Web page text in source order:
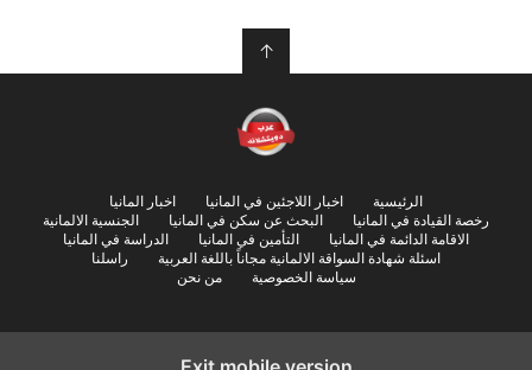
↑
الرئيسية اخبار اللاجئين في المانيا
اخبار المانيا
رخصة القيادة في المانيا
البحث عن سكن في المانيا
الجنسية الالمانية
الاقامة الدائمة في المانيا
التأمين في المانيا
الدراسة في المانيا
اسئلة شهادة السواقة الالمانية مجاناً باللغة العربية
راسلنا
سياسة الخصوصية
من نحن